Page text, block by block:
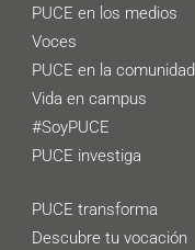
PUCE en los medios
Voces
PUCE en la comunidad
Vida en campus
#SoyPUCE
PUCE investiga
PUCE transforma
Descubre tu vocación